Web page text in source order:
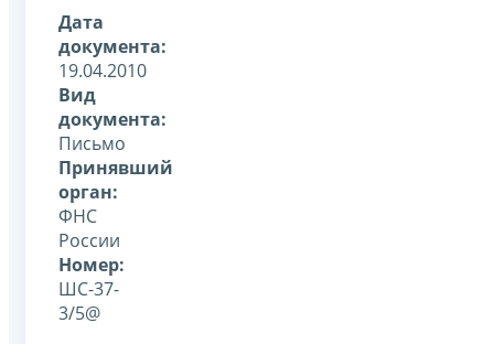
Дата
документа:
19.04.2010
Вид
документа:
Письмо
Принявший
орган:
ФНС
России
Номер:
ШС-37-
3/5@